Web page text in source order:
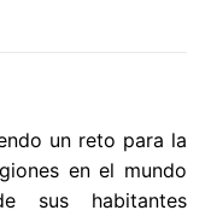
un reto para la
en el mundo
sus habitantes